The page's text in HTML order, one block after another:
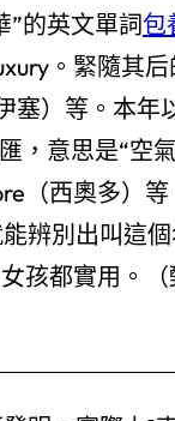
”的英文單詞包
。緊隨其
塞）等。本年
，意思是“空
（西奧多）
辨別出叫這
孩都實用。（